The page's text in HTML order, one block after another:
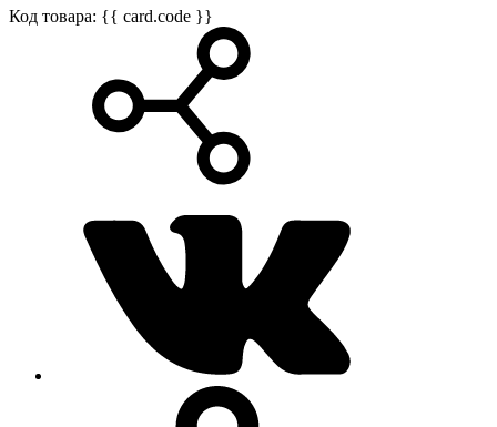
Код товара: {{ card.code }}